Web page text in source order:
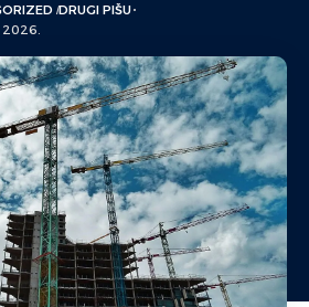
DRUGI PIŠU